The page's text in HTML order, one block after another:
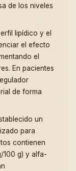
de los niveles
lipídico y el
el efecto
el
En pacientes
de forma
un
para
contienen
100 g) y alfa-